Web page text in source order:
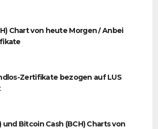
Chart von heute Morgen / Anbei
Zertifikate bezogen auf LUS
und Bitcoin Cash (BCH) Charts von